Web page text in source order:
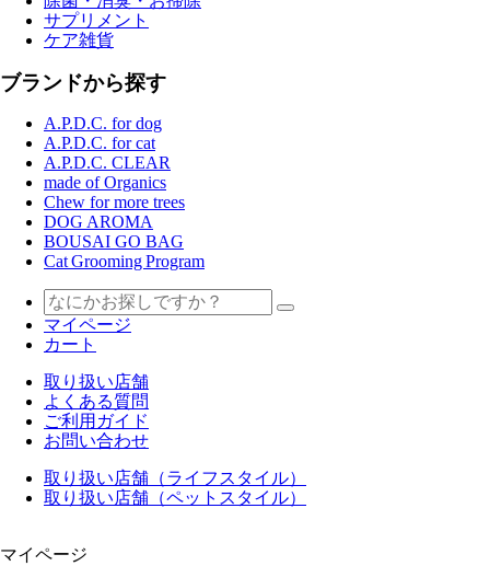
サプリメント
ケア雑貨
ブランドから探す
A.P.D.C. for dog
A.P.D.C. for cat
A.P.D.C. CLEAR
made of Organics
Chew for more trees
DOG AROMA
BOUSAI GO BAG
Cat Grooming Program
マイページ
カート
取り扱い店舗
よくある質問
ご利用ガイド
お問い合わせ
取り扱い店舗（ライフスタイル）
取り扱い店舗（ペットスタイル）
マイページ